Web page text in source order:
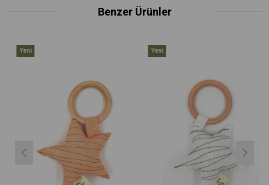
Benzer Ürünler
Yeni
Yeni